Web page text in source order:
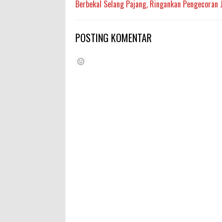
Berbekal Selang Pajang, Ringankan Pengecoran
POSTING KOMENTAR